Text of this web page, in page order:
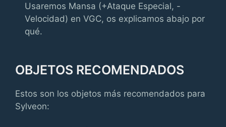
Usaremos Mansa (+Ataque Especial, -
Velocidad) en VGC, os explicamos abajo por
qué.
OBJETOS RECOMENDADOS
Estos son los objetos más recomendados para
Sylveon: